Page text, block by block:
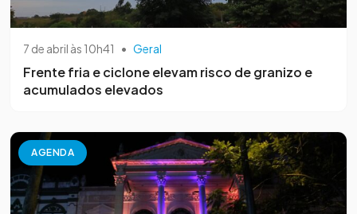
7 de abril às 10h41 • Geral
Frente fria e ciclone elevam risco de granizo e
acumulados elevados
AGENDA